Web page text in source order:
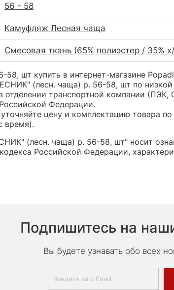
56 - 58
Камуфляж Лесная чаща
Смесовая ткань (65% полиэстер / 35%
шт купить в интернет-магазине
(лесн. чаща) р. 56-58, шт по
транспортной компании
Федерации.
цену и комплектацию товара
время).
(лесн. чаща) р. 56-58, шт" носит
Российской Федерации,
Подпишитесь на
Вы будете узнавать обо всех